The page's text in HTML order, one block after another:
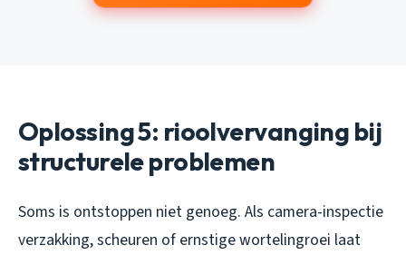
Oplossing 5: rioolvervanging bij
structurele problemen
Soms is ontstoppen niet genoeg. Als camera-inspectie
verzakking, scheuren of ernstige wortelingroei laat